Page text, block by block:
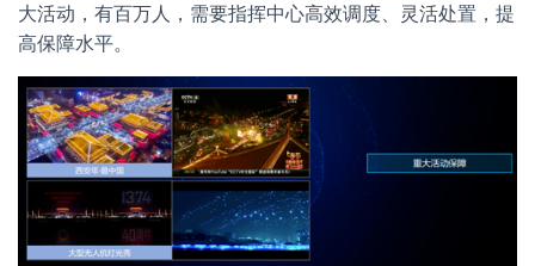
大活动，有百万人，需要指挥中心高效调度、灵活处置，提
高保障水平。